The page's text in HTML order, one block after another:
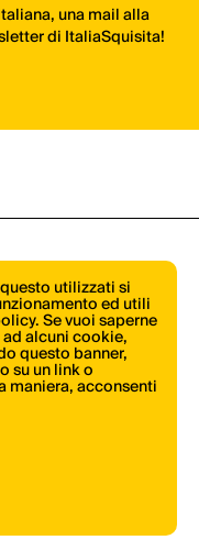
una mail alla
di ItaliaSquisita!
utilizzati si
ed utili
Se vuoi saperne
alcuni cookie,
questo banner,
su un link o
maniera, acconsenti